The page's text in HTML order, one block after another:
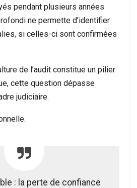
pendant plusieurs années
ne permette d’identifier
si celles-ci sont confirmées
de l’audit constitue un pilier
cette question dépasse
judiciaire.
: la perte de confiance